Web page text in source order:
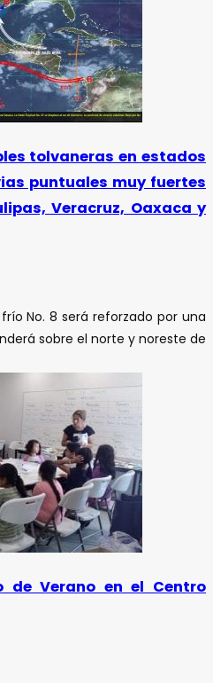
tolvaneras en estados
puntuales muy fuertes
Veracruz, Oaxaca y
No. 8 será reforzado por una
sobre el norte y noreste de
de Verano en el Centro